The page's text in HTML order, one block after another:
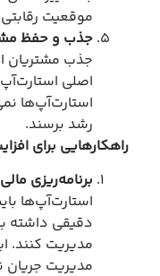
موقعیت
جذب و حفظ
جذب مشتریان
اصلی
استارت‌آپ‌ها
رشد برسند.
راهکارهایی برای
برنامه‌ریزی
استارت‌آپ‌ها
دقیقی داشته
مدیریت کنند.
مدیریت